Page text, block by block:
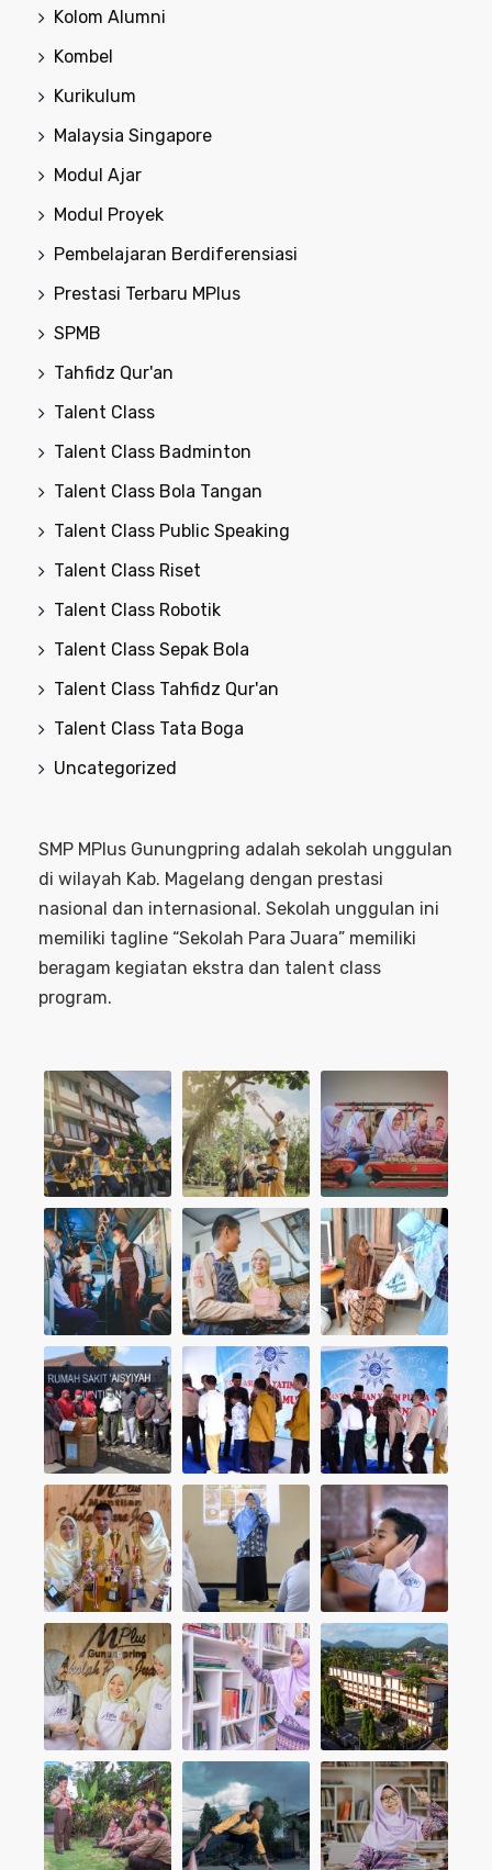
Kolom Alumni
Kombel
Kurikulum
Malaysia Singapore
Modul Ajar
Modul Proyek
Pembelajaran Berdiferensiasi
Prestasi Terbaru MPlus
SPMB
Tahfidz Qur'an
Talent Class
Talent Class Badminton
Talent Class Bola Tangan
Talent Class Public Speaking
Talent Class Riset
Talent Class Robotik
Talent Class Sepak Bola
Talent Class Tahfidz Qur'an
Talent Class Tata Boga
Uncategorized
SMP MPlus Gunungpring adalah sekolah unggulan
di wilayah Kab. Magelang dengan prestasi
nasional dan internasional. Sekolah unggulan ini
memiliki tagline “Sekolah Para Juara” memiliki
beragam kegiatan ekstra dan talent class
program.